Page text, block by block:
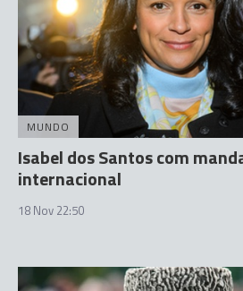
MUNDO
Isabel dos Santos com
internacional
18 Nov 22:50